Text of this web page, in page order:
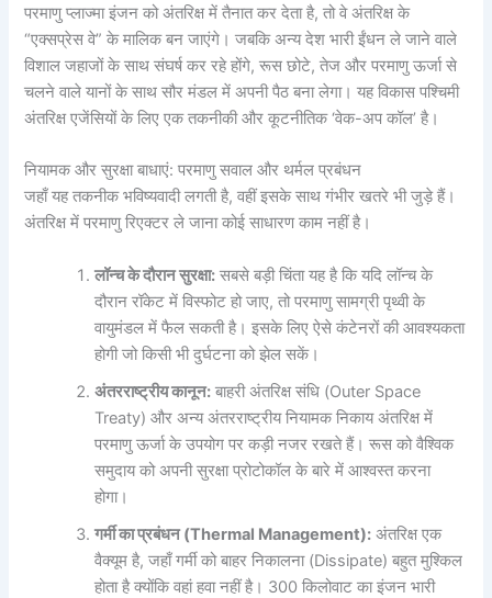
परमाणु प्लाज्मा इंजन को अंतरिक्ष में तैनात कर देता है, तो वे अंतरिक्ष के
“एक्सप्रेस वे” के मालिक बन जाएंगे। जबकि अन्य देश भारी ईंधन ले जाने वाले
विशाल जहाजों के साथ संघर्ष कर रहे होंगे, रूस छोटे, तेज और परमाणु ऊर्जा से
चलने वाले यानों के साथ सौर मंडल में अपनी पैठ बना लेगा। यह विकास पश्चिमी
अंतरिक्ष एजेंसियों के लिए एक तकनीकी और कूटनीतिक ‘वेक-अप कॉल’ है।
नियामक और सुरक्षा बाधाएं: परमाणु सवाल और थर्मल प्रबंधन
जहाँ यह तकनीक भविष्यवादी लगती है, वहीं इसके साथ गंभीर खतरे भी जुड़े हैं।
अंतरिक्ष में परमाणु रिएक्टर ले जाना कोई साधारण काम नहीं है।
लॉन्च के दौरान सुरक्षा: सबसे बड़ी चिंता यह है कि यदि लॉन्च के
दौरान रॉकेट में विस्फोट हो जाए, तो परमाणु सामग्री पृथ्वी के
वायुमंडल में फैल सकती है। इसके लिए ऐसे कंटेनरों की आवश्यकता
होगी जो किसी भी दुर्घटना को झेल सकें।
अंतरराष्ट्रीय कानून: बाहरी अंतरिक्ष संधि (Outer Space
Treaty) और अन्य अंतरराष्ट्रीय नियामक निकाय अंतरिक्ष में
परमाणु ऊर्जा के उपयोग पर कड़ी नजर रखते हैं। रूस को वैश्विक
समुदाय को अपनी सुरक्षा प्रोटोकॉल के बारे में आश्वस्त करना
होगा।
गर्मी का प्रबंधन (Thermal Management): अंतरिक्ष एक
वैक्यूम है, जहाँ गर्मी को बाहर निकालना (Dissipate) बहुत मुश्किल
होता है क्योंकि वहां हवा नहीं है। 300 किलोवाट का इंजन भारी